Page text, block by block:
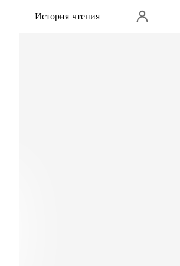
История чтения